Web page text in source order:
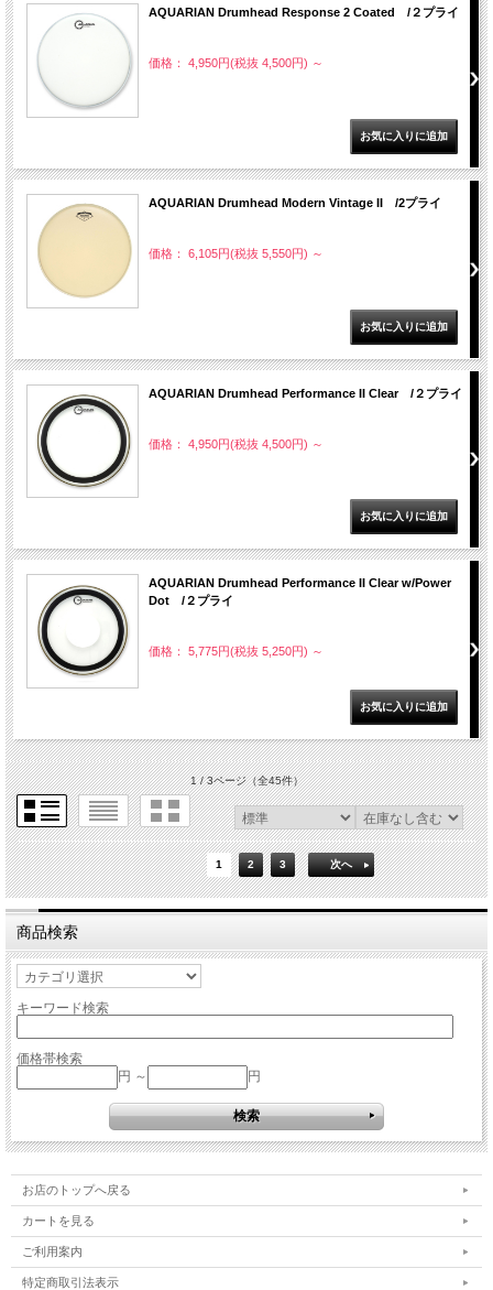
AQUARIAN Drumhead Response 2 Coated /２プライ
価格： 4,950円(税抜 4,500円) ～
AQUARIAN Drumhead Modern Vintage II /2プライ
価格： 6,105円(税抜 5,550円) ～
AQUARIAN Drumhead Performance II Clear /２プライ
価格： 4,950円(税抜 4,500円) ～
AQUARIAN Drumhead Performance II Clear w/Power
Dot /２プライ
価格： 5,775円(税抜 5,250円) ～
1 / 3ページ（全45件）
1 2 3 次へ
商品検索
キーワード検索
価格帯検索
円 ～
円
お店のトップへ戻る
カートを見る
ご利用案内
特定商取引法表示